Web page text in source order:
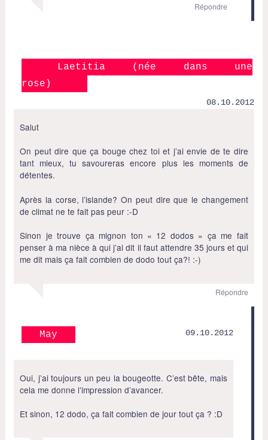
Répondre
Laetitia (née dans une
rose)
08.10.2012
Salut
On peut dire que ça bouge chez toi et j’ai envie de te dire
tant mieux, tu savoureras encore plus les moments de
détentes.
Après la corse, l’islande? On peut dire que le changement
de climat ne te fait pas peur :-D
Sinon je trouve ça mignon ton « 12 dodos » ça me fait
penser à ma nièce à qui j’ai dit il faut attendre 35 jours et qui
me dit mais ça fait combien de dodo tout ça?! :-)
Répondre
May 09.10.2012
Oui, j’ai toujours un peu la bougeotte. C’est bête, mais
cela me donne l’impression d’avancer.
Et sinon, 12 dodo, ça fait combien de jour tout ça ? :D